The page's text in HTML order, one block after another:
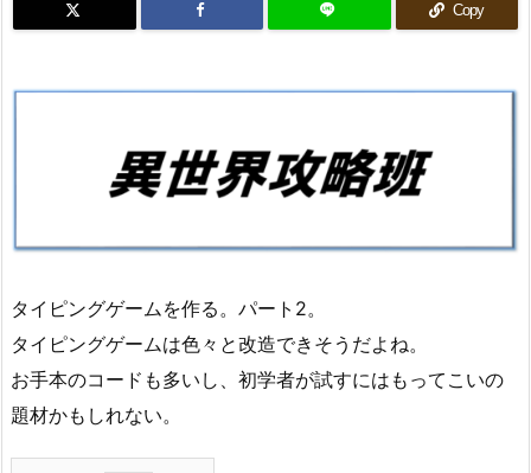
Copy
タイピングゲームを作る。パート2。
タイピングゲームは色々と改造できそうだよね。
お手本のコードも多いし、初学者が試すにはもってこいの
題材かもしれない。